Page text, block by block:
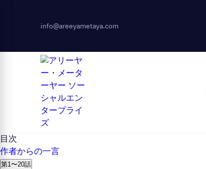
info@areeyametaya.com
目次
作者からの一言
第1〜20話